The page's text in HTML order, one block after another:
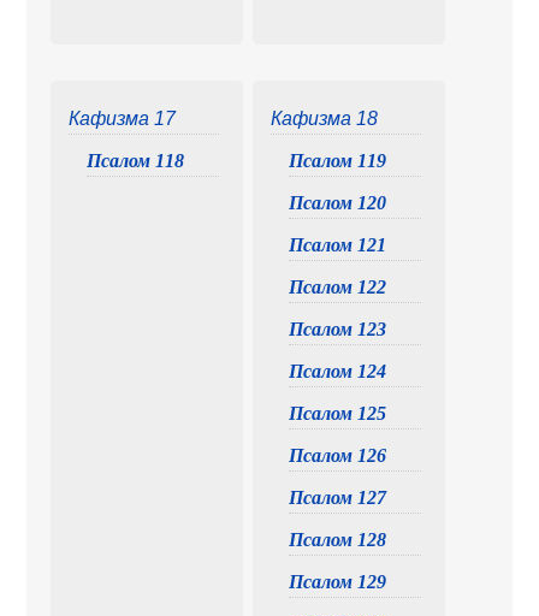
Кафизма 17
Псалом 118
Кафизма 18
Псалом 119
Псалом 120
Псалом 121
Псалом 122
Псалом 123
Псалом 124
Псалом 125
Псалом 126
Псалом 127
Псалом 128
Псалом 129